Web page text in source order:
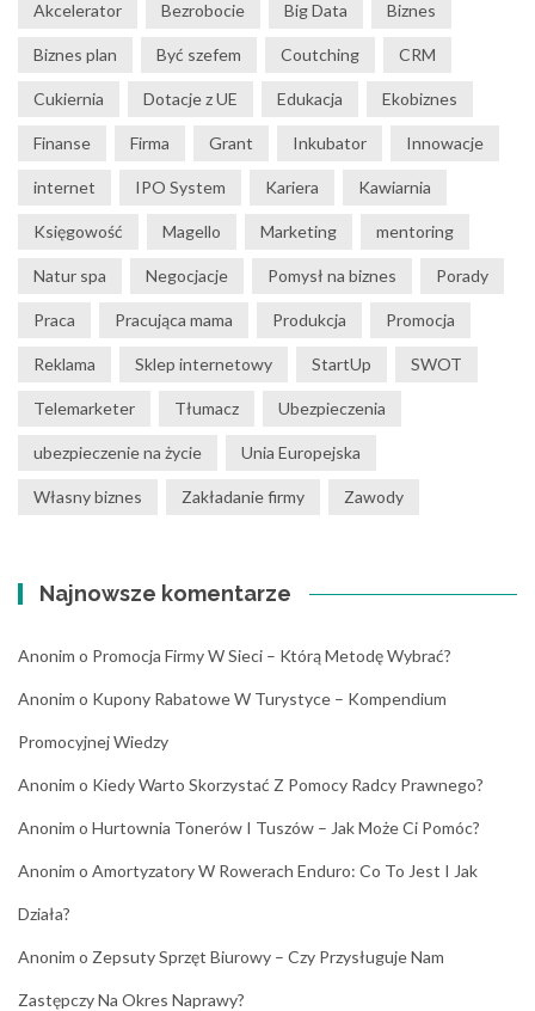
Akcelerator Bezrobocie Big Data Biznes
Biznes plan Być szefem Coutching CRM
Cukiernia Dotacje z UE Edukacja Ekobiznes
Finanse Firma Grant Inkubator Innowacje
internet IPO System Kariera Kawiarnia
Księgowość Magello Marketing mentoring
Natur spa Negocjacje Pomysł na biznes Porady
Praca Pracująca mama Produkcja Promocja
Reklama Sklep internetowy StartUp SWOT
Telemarketer Tłumacz Ubezpieczenia
ubezpieczenie na życie Unia Europejska
Własny biznes Zakładanie firmy Zawody
Najnowsze komentarze
Anonim o Promocja Firmy W Sieci – Którą Metodę Wybrać?
Anonim o Kupony Rabatowe W Turystyce – Kompendium
Promocyjnej Wiedzy
Anonim o Kiedy Warto Skorzystać Z Pomocy Radcy Prawnego?
Anonim o Hurtownia Tonerów I Tuszów – Jak Może Ci Pomóc?
Anonim o Amortyzatory W Rowerach Enduro: Co To Jest I Jak
Działa?
Anonim o Zepsuty Sprzęt Biurowy – Czy Przysługuje Nam
Zastępczy Na Okres Naprawy?